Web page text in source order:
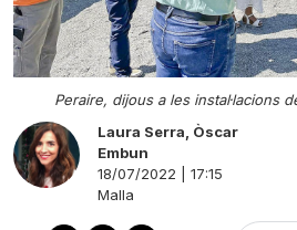
Peraire, dijous a les instal·lacions
Laura Serra Òscar
Embun
18/07/2022 | 17:15
Malla